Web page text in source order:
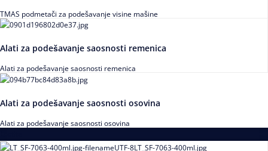
TMAS podmetači za podešavanje visine mašine
Alati za podešavanje saosnosti remenica
Alati za podešavanje saosnosti remenica
Alati za podešavanje saosnosti osovina
Alati za podešavanje saosnosti osovina